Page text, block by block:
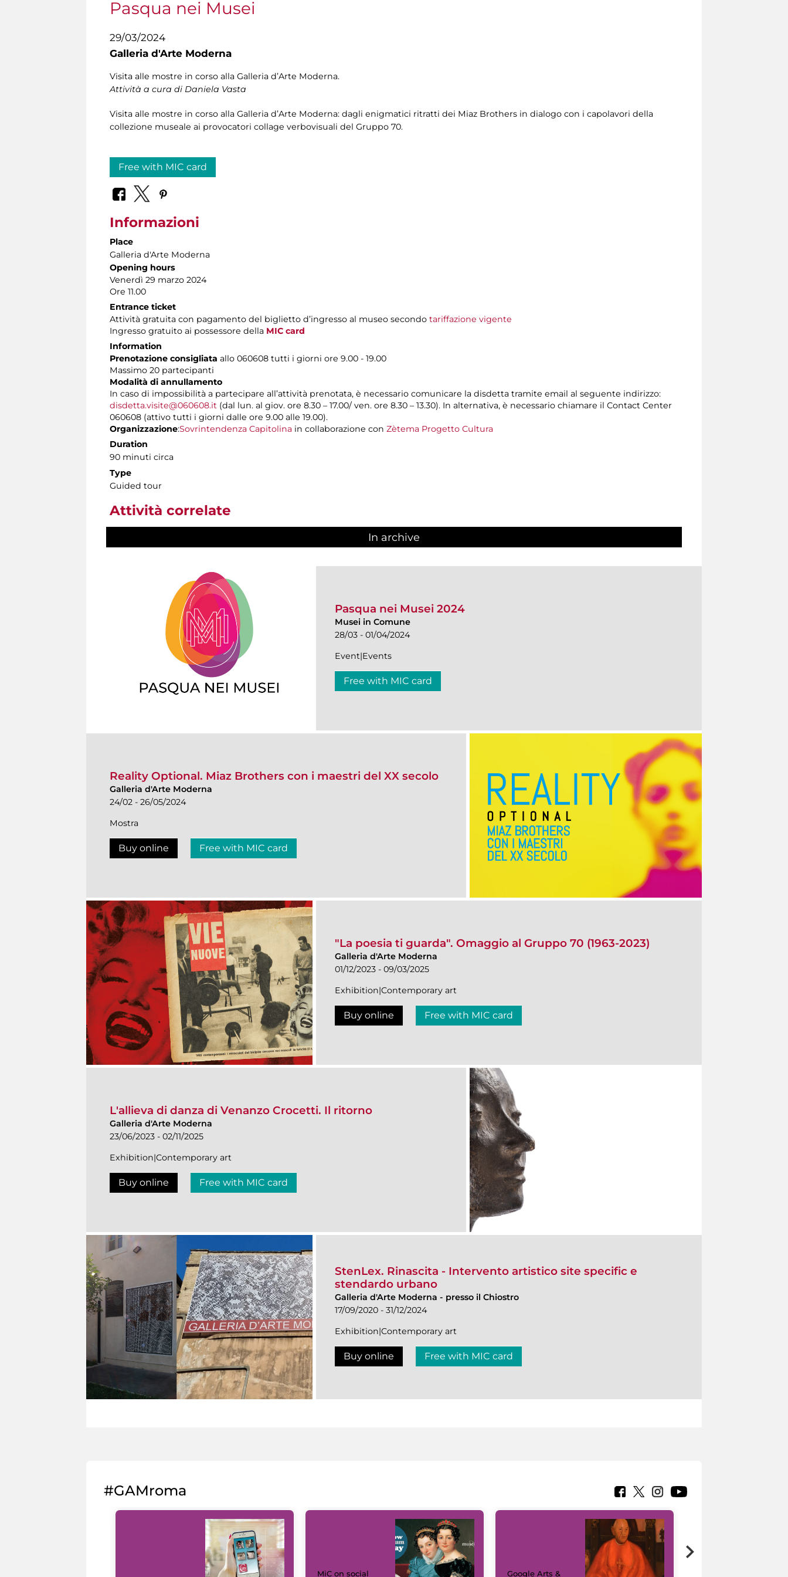
Pasqua nei Musei
29/03/2024
Galleria d'Arte Moderna
Visita alle mostre in corso alla Galleria d’Arte Moderna.
Attività a cura di Daniela Vasta
Visita alle mostre in corso alla Galleria d’Arte Moderna: dagli enigmatici ritratti dei Miaz Brothers in dialogo con i capolavori della
collezione museale ai provocatori collage verbovisuali del Gruppo 70.
Free with MIC card
Informazioni
Place
Galleria d'Arte Moderna
Opening hours
Venerdì 29 marzo 2024
Ore 11.00
Entrance ticket
Attività gratuita con pagamento del biglietto d’ingresso al museo secondo tariffazione vigente
Ingresso gratuito ai possessore della MIC card
Information
Prenotazione consigliata allo 060608 tutti i giorni ore 9.00 - 19.00
Massimo 20 partecipanti
Modalità di annullamento
In caso di impossibilità a partecipare all’attività prenotata, è necessario comunicare la disdetta tramite email al seguente indirizzo:
disdetta.visite@060608.it (dal lun. al giov. ore 8.30 – 17.00/ ven. ore 8.30 – 13.30). In alternativa, è necessario chiamare il Contact Center
060608 (attivo tutti i giorni dalle ore 9.00 alle 19.00).
Organizzazione:Sovrintendenza Capitolina in collaborazione con Zètema Progetto Cultura
Duration
90 minuti circa
Type
Guided tour
Attività correlate
In archive
Pasqua nei Musei 2024
Musei in Comune
28/03 - 01/04/2024
Event|Events
Free with MIC card
Reality Optional. Miaz Brothers con i maestri del XX secolo
Galleria d'Arte Moderna
24/02 - 26/05/2024
Mostra
Buy online Free with MIC card
"La poesia ti guarda". Omaggio al Gruppo 70 (1963-2023)
Galleria d'Arte Moderna
01/12/2023 - 09/03/2025
Exhibition|Contemporary art
Buy online Free with MIC card
L'allieva di danza di Venanzo Crocetti. Il ritorno
Galleria d'Arte Moderna
23/06/2023 - 02/11/2025
Exhibition|Contemporary art
Buy online Free with MIC card
StenLex. Rinascita - Intervento artistico site specific e
stendardo urbano
Galleria d'Arte Moderna - presso il Chiostro
17/09/2020 - 31/12/2024
Exhibition|Contemporary art
Buy online Free with MIC card
#GAMroma
MiC on social Google Arts &